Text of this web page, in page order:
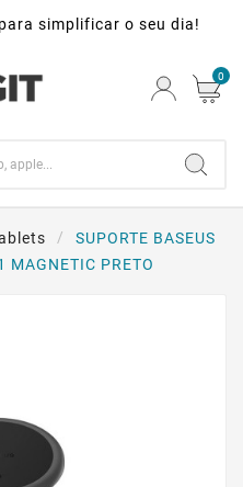
simplificar o seu dia!
0
SUPORTE BASEUS
MAGNETIC PRETO